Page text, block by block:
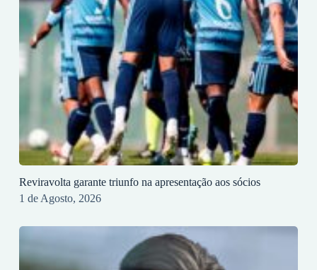
Reviravolta garante triunfo na apresentação aos sócios
1 de Agosto, 2026